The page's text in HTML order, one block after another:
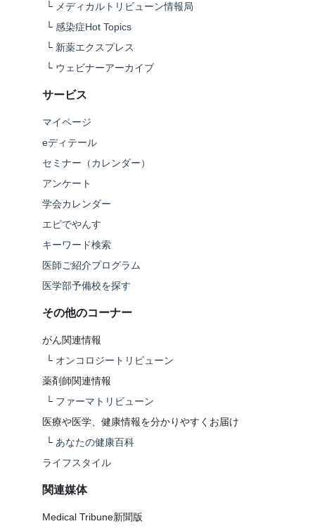
└ メディカルトリビューン情報局
└ 感染症Hot Topics
└ 新薬エクスプレス
└ ウェビナーアーカイブ
サービス
マイページ
eディテール
セミナー（カレンダー）
アンケート
学会カレンダー
エビでやんす
キーワード検索
医師ご紹介プログラム
医学部予備校を探す
その他のコーナー
がん関連情報
└ オンコロジートリビューン
薬剤師関連情報
└ ファーマトリビューン
医療や医学、健康情報を分かりやすくお届け
└ あなたの健康百科
ライフスタイル
関連媒体
Medical Tribune新聞版